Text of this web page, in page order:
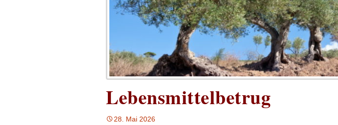
Lebensmittelbetrug
28. Mai 2026